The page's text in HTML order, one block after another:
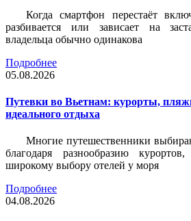
Когда смартфон перестаёт
разбивается или зависает на
владельца обычно одинакова
Подробнее
05.08.2026
Путевки во Вьетнам: курорты,
идеального отдыха
Многие путешественники
благодаря разнообразию
широкому выбору отелей у моря
Подробнее
04.08.2026